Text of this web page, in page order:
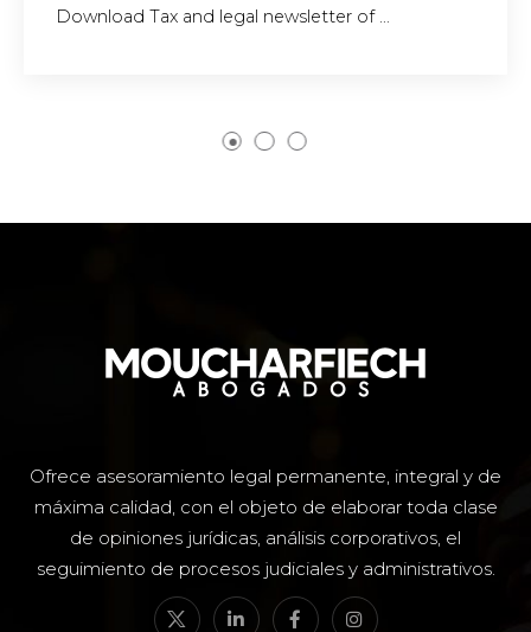
Download Tax and legal newsletter of ...
Ofrece asesoramiento legal permanente, integral y de
máxima calidad, con el objeto de elaborar toda clase
de opiniones jurídicas, análisis corporativos, el
seguimiento de procesos judiciales y administrativos.